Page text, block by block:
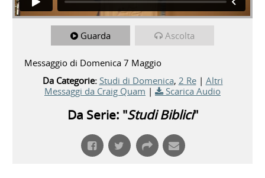
Guarda Ascolta
Messaggio di Domenica 7 Maggio
Da Categorie: Studi di Domenica, 2 Re| Altri
Messaggi da Craig Quam | Scarica Audio
Da Serie: "Studi Biblici"